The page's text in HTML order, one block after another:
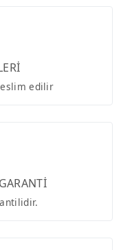
edilir